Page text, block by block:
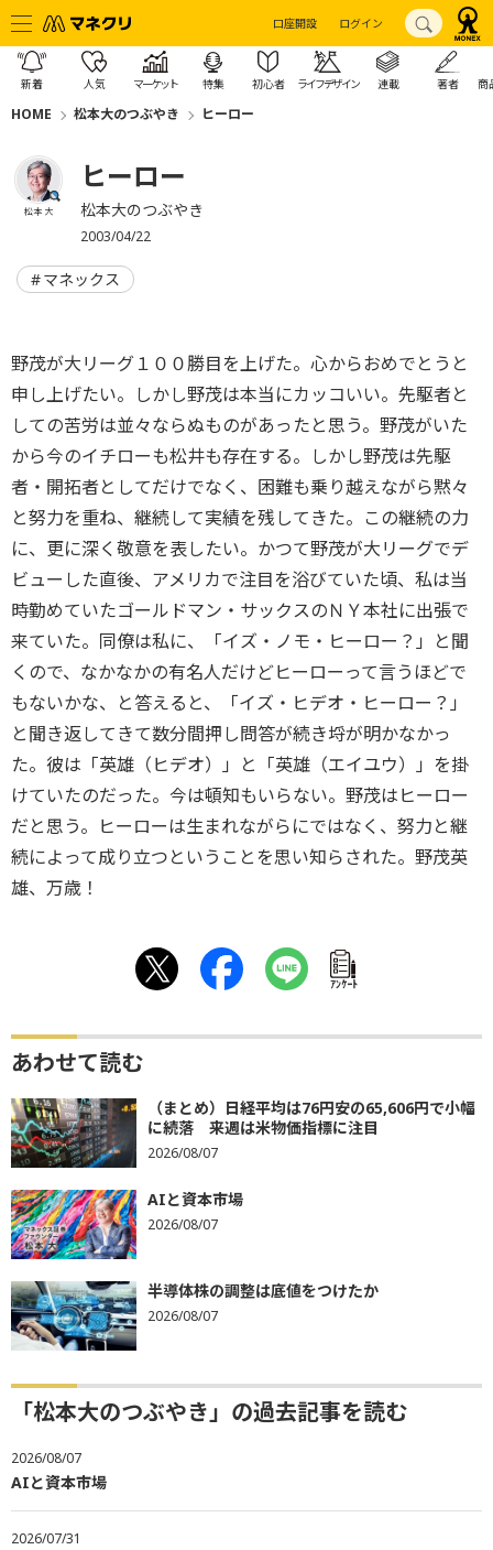
口座開設 ログイン
新着 人気 マーケット 特集 初心者 ライフデザイン 連載 著者 商
HOME 松本大のつぶやき ヒーロー
松本 大
ヒーロー
松本大のつぶやき
2003/04/22
マネックス
野茂が大リーグ１００勝目を上げた。心からおめでとうと
申し上げたい。しかし野茂は本当にカッコいい。先駆者と
しての苦労は並々ならぬものがあったと思う。野茂がいた
から今のイチローも松井も存在する。しかし野茂は先駆
者・開拓者としてだけでなく、困難も乗り越えながら黙々
と努力を重ね、継続して実績を残してきた。この継続の力
に、更に深く敬意を表したい。かつて野茂が大リーグでデ
ビューした直後、アメリカで注目を浴びていた頃、私は当
時勤めていたゴールドマン・サックスのＮＹ本社に出張で
来ていた。同僚は私に、「イズ・ノモ・ヒーロー？」と聞
くので、なかなかの有名人だけどヒーローって言うほどで
もないかな、と答えると、「イズ・ヒデオ・ヒーロー？」
と聞き返してきて数分間押し問答が続き埒が明かなかっ
た。彼は「英雄（ヒデオ）」と「英雄（エイユウ）」を掛
けていたのだった。今は頓知もいらない。野茂はヒーロー
だと思う。ヒーローは生まれながらにではなく、努力と継
続によって成り立つということを思い知らされた。野茂英
雄、万歳！
ｱﾝｹｰﾄ
あわせて読む
（まとめ）日経平均は76円安の65,606円で小幅
に続落 来週は米物価指標に注目
2026/08/07
AIと資本市場
2026/08/07
半導体株の調整は底値をつけたか
2026/08/07
「松本大のつぶやき」の過去記事を読む
2026/08/07
AIと資本市場
2026/07/31